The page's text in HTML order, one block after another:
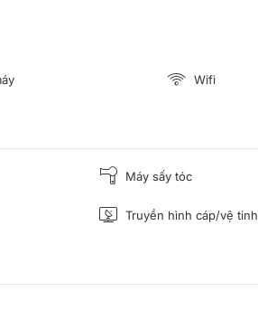
Wifi
Máy sấy tóc
Truyền hình cáp/vệ tinh